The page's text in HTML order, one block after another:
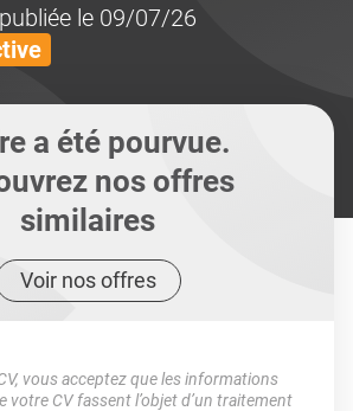
le 09/07/26
a été pourvue.
nos offres
similaires
Voir nos offres
vous acceptez que les informations
votre CV fassent l’objet d’un traitement